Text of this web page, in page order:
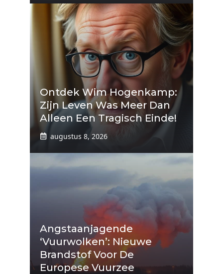
Ontdek Wim Hogenkamp:
Zijn Leven Was Meer Dan
Alleen Een Tragisch Einde!
augustus 8, 2026
Angstaanjagende
‘vuurwolken’: Nieuwe
Brandstof Voor De
Europese Vuurzee